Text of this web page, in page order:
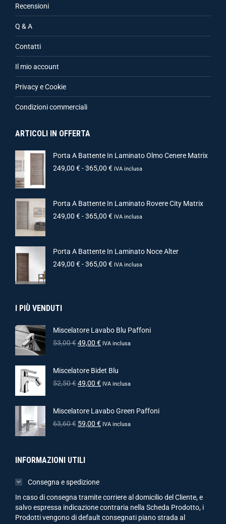
Recensioni
Q & A
Contatti
Il mio account
Privacy e Cookie
Condizioni commerciali
ARTICOLI IN OFFERTA
Porta A Battente In Laminato Olmo Cenere Matrix
249,00 €-365,00 € IVA inclusa
Porta A Battente In Laminato Rovere City Matrix
249,00 €-365,00 € IVA inclusa
Porta A Battente In Laminato Noce Alter
249,00 €-365,00 € IVA inclusa
I PIÙ VENDUTI
Miscelatore Lavabo Blu Paffoni
53,00€49,00 € IVA inclusa
Miscelatore Bidet Blu
52,50€49,00 € IVA inclusa
Miscelatore Lavabo Green Paffoni
63,60€ 59,00 € IVA inclusa
INFORMAZIONI UTILI
Consegna e spedizione
In caso di consegna tramite corriere al domicilio del Cliente, e
salvo espressa indicazione contraria nella Scheda Prodotto, i
Prodotti vengono di default consegnati piano strada al